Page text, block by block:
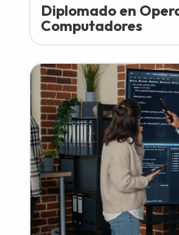
Diplomado en
Computadores